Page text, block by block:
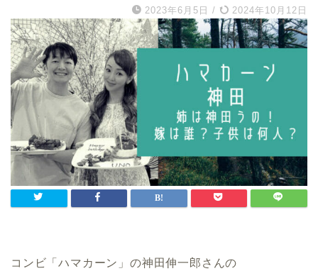
2023年6月5日 / 2024年10月12日
コンビ「ハマカーン」の神田伸一郎さんの